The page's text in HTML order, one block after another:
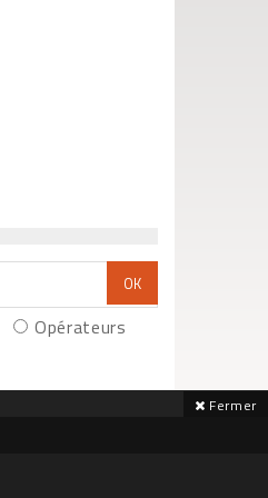
Opérateurs
Fermer